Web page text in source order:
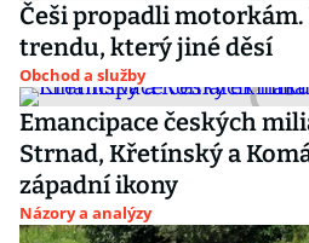
Češi propadli
trendu, který jiné děsí
Obchod a služby
Emancipace českých
Strnad, Křetínský a
západní ikony
Názory a analýzy